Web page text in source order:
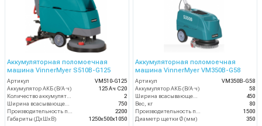
Аккумуляторная поломоечная
машина VinnerMyer S510B-G125
Артикул
VM510-G125
Аккумулятор АКБ (В/А·ч)
125 Ач С20
2
750
2200
Габариты (ДхШхВ)
1250х500х1050
Аккумуляторная поломоечная
машина VinnerMyer VM350B-G58
Артикул
VM350B-G58
Аккумулятор АКБ (В/А·ч)
58
450
Вес, кг
80
1500
Диаметр щетки Ø (мм)
350